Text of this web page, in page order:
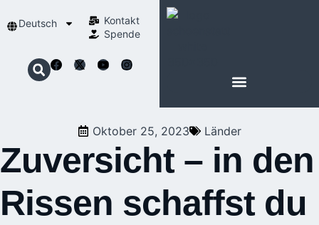
Deutsch
Kontakt
Spende
Oktober 25, 2023 Länder
Zuversicht – in den
Rissen schaffst du